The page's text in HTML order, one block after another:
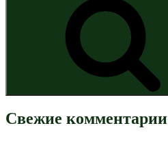
Свежие комментарии